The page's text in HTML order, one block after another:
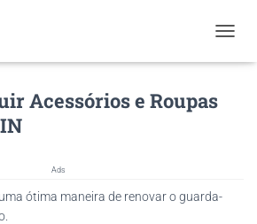
O
Acessórios e Roupas
Ads
ótima maneira de renovar o guarda-